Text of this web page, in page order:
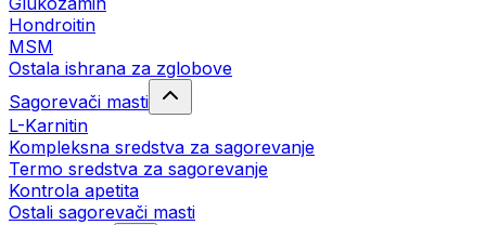
Hondroitin
MSM
Ostala ishrana za zglobove
Sagorevači masti
L-Karnitin
Kompleksna sredstva za sagorevanje
Termo sredstva za sagorevanje
Kontrola apetita
Ostali sagorevači masti